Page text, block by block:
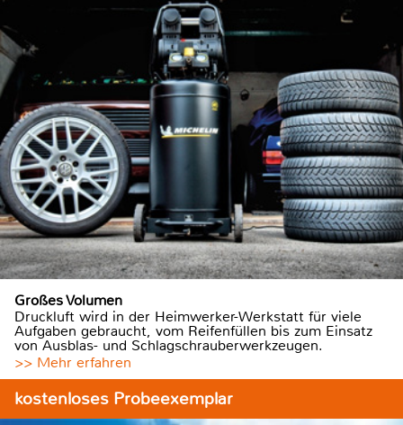
Großes Volumen
Druckluft wird in der Heimwerker-Werkstatt für viele
Aufgaben gebraucht, vom Reifenfüllen bis zum Einsatz
von Ausblas- und Schlagschrauberwerkzeugen.
>> Mehr erfahren
kostenloses Probeexemplar